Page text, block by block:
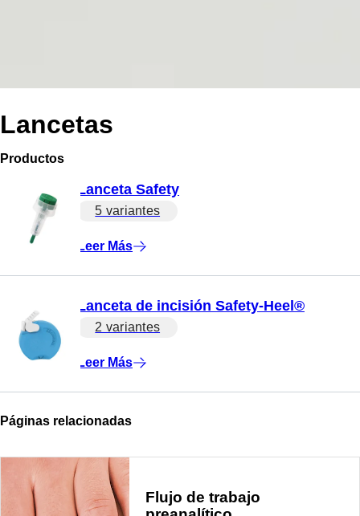
Lancetas
Productos
Lanceta Safety
5 variantes
Leer Más
Lanceta de incisión Safety-Heel®
2 variantes
Leer Más
Páginas relacionadas
Flujo de trabajo